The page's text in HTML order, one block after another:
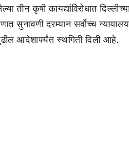
तीन कृषी कायद्यांविरोधात
दरम्यान सर्वोच्च
आदेशापर्यंत स्थगिती दिली आहे.